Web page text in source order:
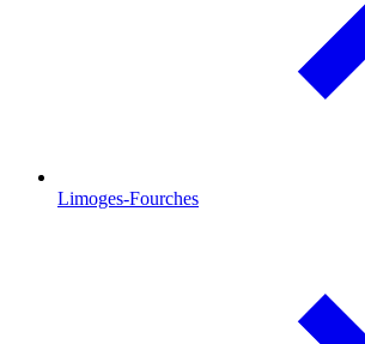
Limoges-Fourches